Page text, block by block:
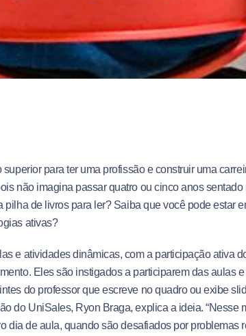
superior para ter uma profissão e construir uma
não imagina passar quatro ou cinco anos
pilha de livros para ler? Saiba que você pode estar
ativas?
e atividades dinâmicas, com a participação ativa
Eles são instigados a participarem das aulas
do professor que escreve no quadro ou exibe
do UniSales, Ryon Braga, explica a ideia. “Nesse
dia de aula, quando são desafiados por problemas